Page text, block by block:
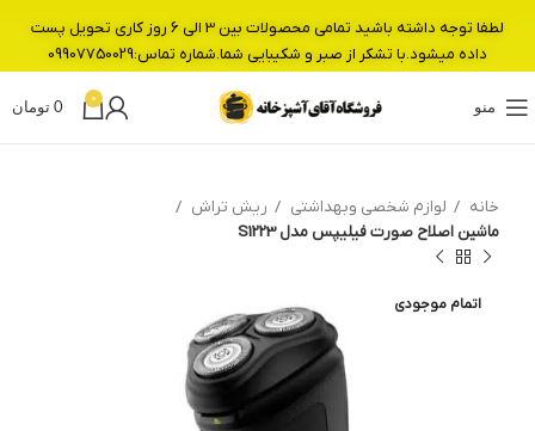
منو
0
0 تومان
خانه لوازم شخصی وبهداشتی
ریش تراش
ماشین اصلاح صورت فیلیپس مدل S1223
اتمام موجودی
لطفا توجه داشته باشید تمامی محصولات بین 3 الی 6 روز کاری تحویل پست
داده میشود.با تشکر از صبر و شکیبایی شما.شماره تماس:09907750029